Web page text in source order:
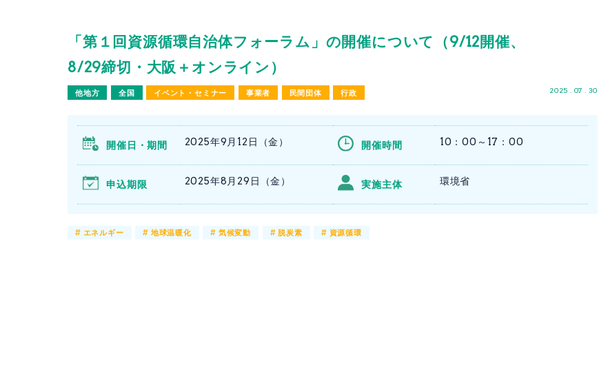
「第１回資源循環自治体フォーラム」の開催について（9/12開催、
8/29締切・大阪＋オンライン）
他地方 全国 イベント・セミナー 事業者 民間団体 行政 2025 . 07 . 30
開催日・期間 2025年9月12日（金） 開催時間 10：00～17：00
申込期限 2025年8月29日（金） 実施主体 環境省
# エネルギー # 地球温暖化 # 気候変動 #脱炭素 # 資源循環